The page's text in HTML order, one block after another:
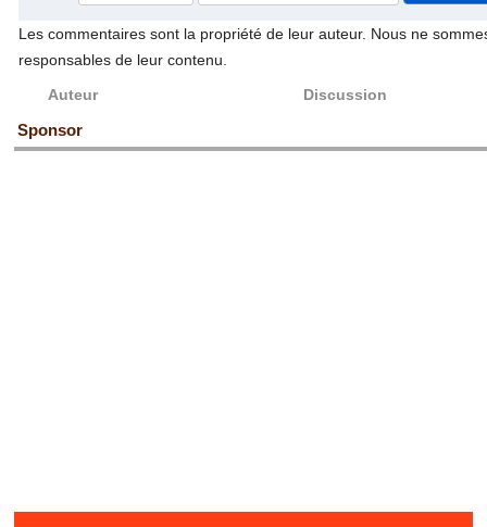
Les commentaires sont la propriété de leur auteur. Nous ne
responsables de leur contenu.
Auteur
Discussion
Sponsor